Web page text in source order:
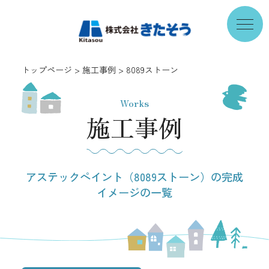
トップページ 施工事例 8089ストーン
Works
施工事例
アステックペイント（8089ストーン）の完成
イメージの一覧